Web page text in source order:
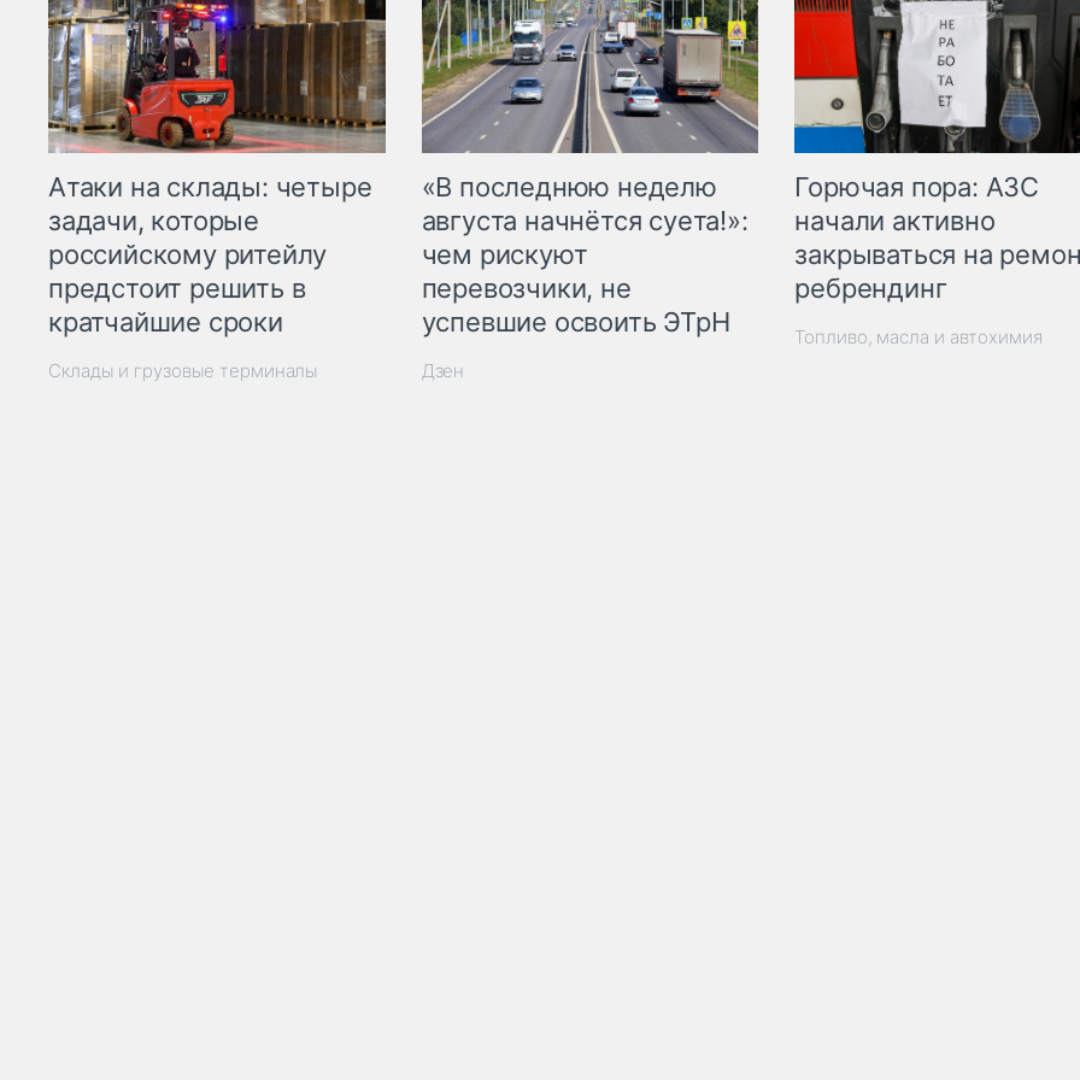
Атаки на склады: четыре
задачи, которые
российскому ритейлу
предстоит решить в
кратчайшие сроки
Склады и грузовые терминалы
«В последнюю неделю
августа начнётся суета!»:
чем рискуют
перевозчики, не
успевшие освоить ЭТрН
Дзен
Горючая пора: АЗС
начали активно
закрываться на
ребрендинг
Топливо, масла и автохимия